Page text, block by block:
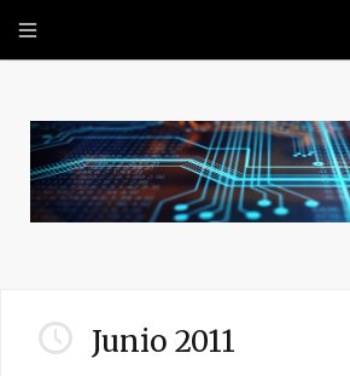
Junio 2011